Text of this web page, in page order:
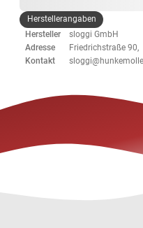
Herstellerangaben
Hersteller
sloggi GmbH
Adresse
Friedrichstraße
Kontakt